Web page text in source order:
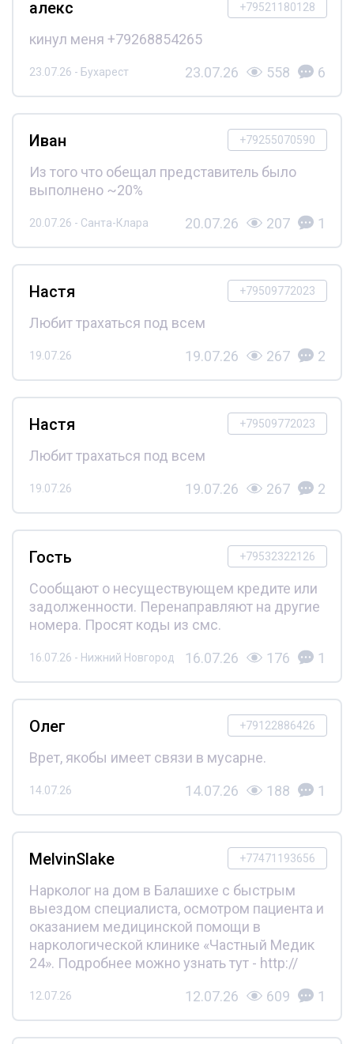
+79521180128
алекс
кинул меня +79268854265
23.07.26 - Бухарест 23.07.26 558 6
+79255070590
Иван
Из того что обещал представитель было
выполнено ~20%
20.07.26 - Санта-Клара 20.07.26 207 1
+79509772023
Настя
Любит трахаться под всем
19.07.26 19.07.26 267 2
+79509772023
Настя
Любит трахаться под всем
19.07.26 19.07.26 267 2
+79532322126
Гость
Сообщают о несуществующем кредите или
задолженности. Перенаправляют на другие
номера. Просят коды из смс.
16.07.26 - Нижний Новгород 16.07.26 176 1
+79122886426
Олег
Врет, якобы имеет связи в мусарне.
14.07.26 14.07.26 188 1
+77471193656
MelvinSlake
Нарколог на дом в Балашихе с быстрым
выездом специалиста, осмотром пациента и
оказанием медицинской помощи в
наркологической клинике «Частный Медик
24». Подробнее можно узнать тут - http://
12.07.26 12.07.26 609 1